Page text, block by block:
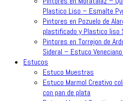
Plastico Liso – Esmalte
Pintores en Pozuelo de
plastificado y Plastico liso
Pintores en Torrejon de
Sideral – Estuco
Estucos
Estuco Muestras
Estuco Marmol Creativo
con pan de plata